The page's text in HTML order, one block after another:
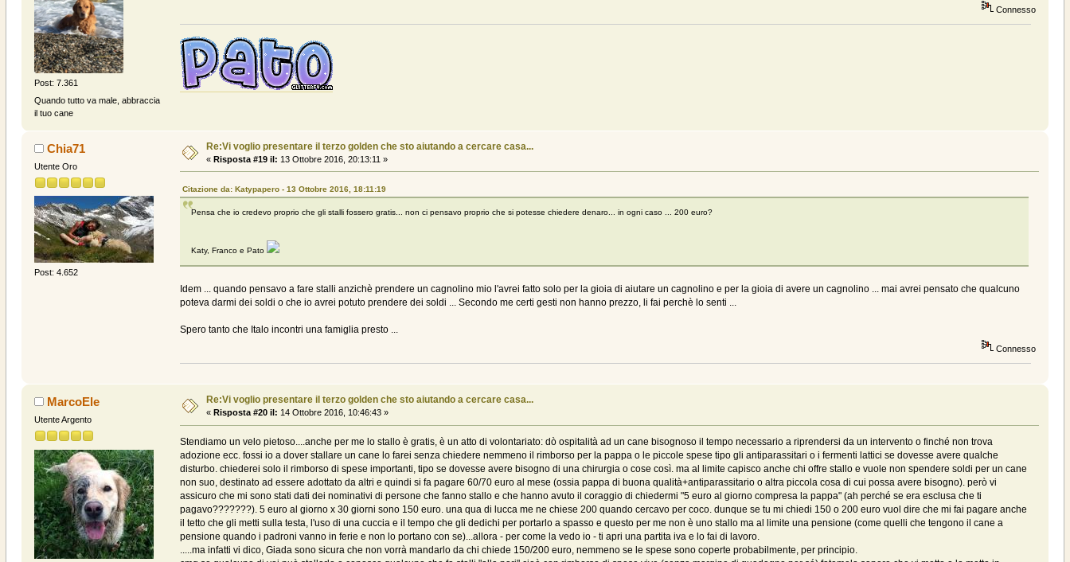
Post: 7.361
Quando tutto va male, abbraccia
il tuo cane
Connesso
Chia71
Utente Oro
Post: 4.652
Re:Vi voglio presentare il terzo golden che sto aiutando a cercare casa...
« Risposta #19 il: 13 Ottobre 2016, 20:13:11 »
Citazione da: Katypapero - 13 Ottobre 2016, 18:11:19
Pensa che io credevo proprio che gli stalli fossero gratis... non ci pensavo proprio che si potesse chiedere denaro... in ogni caso ... 200 euro?
Katy, Franco e Pato
Idem ... quando pensavo a fare stalli anzichè prendere un cagnolino mio l'avrei fatto solo per la gioia di aiutare un cagnolino e per la gioia di avere un cagnolino ... mai avrei pensato che qualcuno
poteva darmi dei soldi o che io avrei potuto prendere dei soldi ... Secondo me certi gesti non hanno prezzo, li fai perchè lo senti ...
Spero tanto che Italo incontri una famiglia presto ...
Connesso
MarcoEle
Utente Argento
Re:Vi voglio presentare il terzo golden che sto aiutando a cercare casa...
« Risposta #20 il: 14 Ottobre 2016, 10:46:43 »
Stendiamo un velo pietoso....anche per me lo stallo è gratis, è un atto di volontariato: dò ospitalità ad un cane bisognoso il tempo necessario a riprendersi da un intervento o finché non trova
adozione ecc. fossi io a dover stallare un cane lo farei senza chiedere nemmeno il rimborso per la pappa o le piccole spese tipo gli antiparassitari o i fermenti lattici se dovesse avere qualche
disturbo. chiederei solo il rimborso di spese importanti, tipo se dovesse avere bisogno di una chirurgia o cose così. ma al limite capisco anche chi offre stallo e vuole non spendere soldi per un cane
non suo, destinato ad essere adottato da altri e quindi si fa pagare 60/70 euro al mese (ossia pappa di buona qualità+antiparassitario o altra piccola cosa di cui possa avere bisogno). però vi
assicuro che mi sono stati dati dei nominativi di persone che fanno stallo e che hanno avuto il coraggio di chiedermi "5 euro al giorno compresa la pappa" (ah perché se era esclusa che ti
pagavo???????). 5 euro al giorno x 30 giorni sono 150 euro. una qua di lucca me ne chiese 200 quando cercavo per coco. dunque se tu mi chiedi 150 o 200 euro vuol dire che mi fai pagare anche
il tetto che gli metti sulla testa, l'uso di una cuccia e il tempo che gli dedichi per portarlo a spasso e questo per me non è uno stallo ma al limite una pensione (come quelli che tengono il cane a
pensione quando i padroni vanno in ferie e non lo portano con se)...allora - per come la vedo io - ti apri una partita iva e lo fai di lavoro.
.....ma infatti vi dico, Giada sono sicura che non vorrà mandarlo da chi chiede 150/200 euro, nemmeno se le spese sono coperte probabilmente, per principio.